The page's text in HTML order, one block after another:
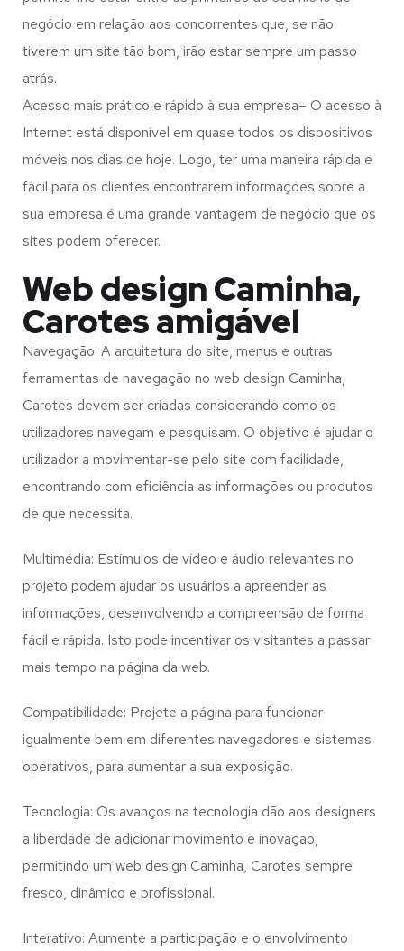
negócio em relação aos concorrentes que, se não
tiverem um site tão bom, irão estar sempre um passo
atrás.
Acesso mais prático e rápido à sua empresa– O acesso à
Internet está disponível em quase todos os dispositivos
móveis nos dias de hoje. Logo, ter uma maneira rápida e
fácil para os clientes encontrarem informações sobre a
sua empresa é uma grande vantagem de negócio que os
sites podem oferecer.
Web design Caminha,
Carotes amigável
Navegação: A arquitetura do site, menus e outras
ferramentas de navegação no web design Caminha,
Carotes devem ser criadas considerando como os
utilizadores navegam e pesquisam. O objetivo é ajudar o
utilizador a movimentar-se pelo site com facilidade,
encontrando com eficiência as informações ou produtos
de que necessita.
Multimédia: Estímulos de vídeo e áudio relevantes no
projeto podem ajudar os usuários a apreender as
informações, desenvolvendo a compreensão de forma
fácil e rápida. Isto pode incentivar os visitantes a passar
mais tempo na página da web.
Compatibilidade: Projete a página para funcionar
igualmente bem em diferentes navegadores e sistemas
operativos, para aumentar a sua exposição.
Tecnologia: Os avanços na tecnologia dão aos designers
a liberdade de adicionar movimento e inovação,
permitindo um web design Caminha, Carotes sempre
fresco, dinâmico e profissional.
Interativo: Aumente a participação e o envolvimento